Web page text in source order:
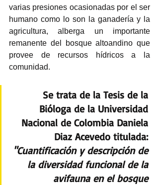
varias presiones ocasionadas por el ser
humano como lo son la ganadería y la
agricultura, alberga un importante
remanente del bosque altoandino que
provee de recursos hídricos a la
comunidad.
Se trata de la Tesis de la
Bióloga de la Universidad
Nacional de Colombia Daniela
Diaz Acevedo titulada:
"Cuantificación y descripción de
la diversidad funcional de la
avifauna en el bosque